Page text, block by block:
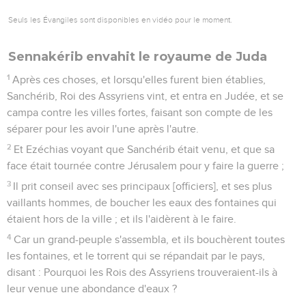
Seuls les Évangiles sont disponibles en vidéo pour le moment.
Sennakérib envahit le royaume de Juda
1 Après ces choses, et lorsqu'elles furent bien établies,
Sanchérib, Roi des Assyriens vint, et entra en Judée, et se
campa contre les villes fortes, faisant son compte de les
séparer pour les avoir l'une après l'autre.
2 Et Ezéchias voyant que Sanchérib était venu, et que sa
face était tournée contre Jérusalem pour y faire la guerre ;
3 Il prit conseil avec ses principaux [officiers], et ses plus
vaillants hommes, de boucher les eaux des fontaines qui
étaient hors de la ville ; et ils l'aidèrent à le faire.
4 Car un grand-peuple s'assembla, et ils bouchèrent toutes
les fontaines, et le torrent qui se répandait par le pays,
disant : Pourquoi les Rois des Assyriens trouveraient-ils à
leur venue une abondance d'eaux ?